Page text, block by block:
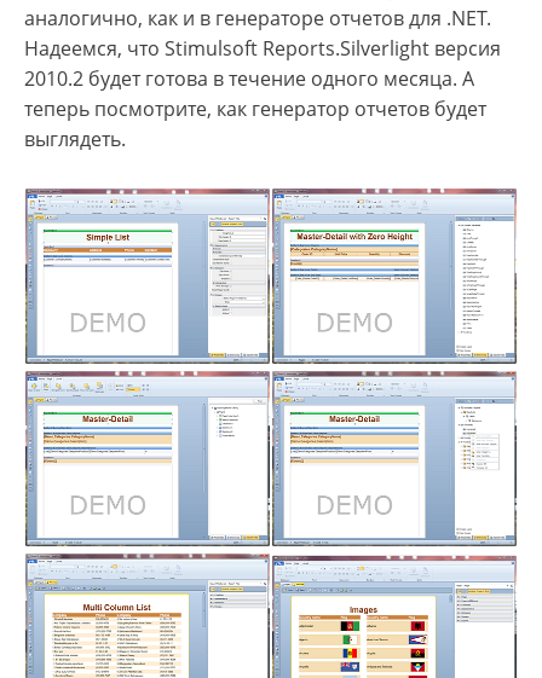
аналогично, как и в генераторе отчетов для .NET.
Надеемся, что Stimulsoft Reports.Silverlight версия
2010.2 будет готова в течение одного месяца. А
теперь посмотрите, как генератор отчетов будет
выглядеть.